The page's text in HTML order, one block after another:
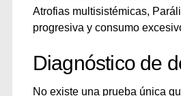
Atrofias multisistémicas,
progresiva y consumo
Diagnóstico de
No existe una prueba única